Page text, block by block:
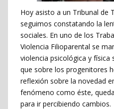
Hoy asisto a un Tribunal de
seguimos constatando la
sociales. En uno de los
Violencia Filioparental se
violencia psicológica y
que sobre los progenitores
reflexión sobre la novedad
fenómeno como éste,
para ir percibiendo cambios.